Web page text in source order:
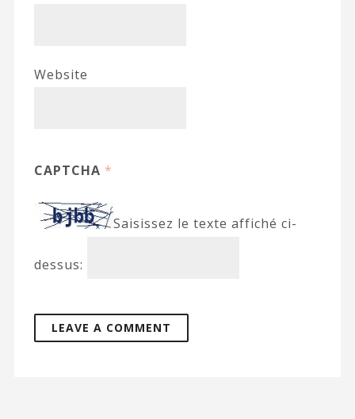
Website
CAPTCHA *
Saisissez le texte affiché ci-
dessus: